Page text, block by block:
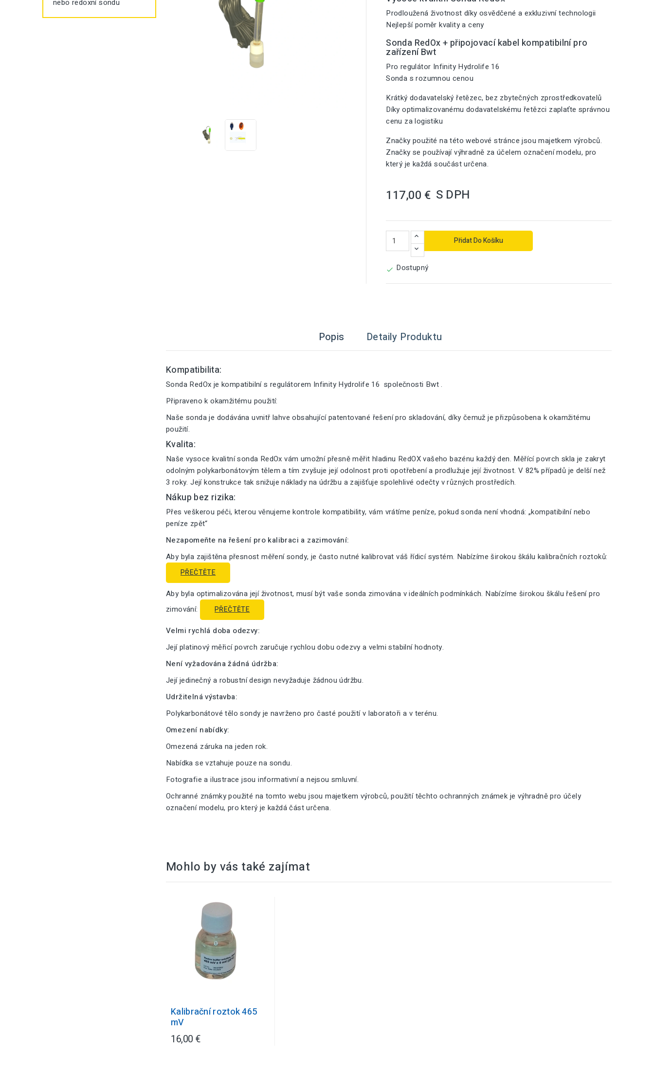
nebo redoxní sondu
Prodloužená životnost díky osvědčené a exkluzivní technologii
Nejlepší poměr kvality a ceny
Sonda RedOx + připojovací kabel kompatibilní pro
zařízení Bwt
Pro regulátor Infinity Hydrolife 16
Sonda s rozumnou cenou
Krátký dodavatelský řetězec, bez zbytečných zprostředkovatelů
Díky optimalizovanému dodavatelskému řetězci zaplaťte správnou
cenu za logistiku
Značky použité na této webové stránce jsou majetkem výrobců.
Značky se používají výhradně za účelem označení modelu, pro
který je každá součást určena.
117,00 € S DPH
Přidat Do Košíku
 Dostupný
Popis Detaily Produktu
Kompatibilita:
Sonda RedOx je kompatibilní s regulátorem Infinity Hydrolife 16 společnosti Bwt .
Připraveno k okamžitému použití:
Naše sonda je dodávána uvnitř lahve obsahující patentované řešení pro skladování, díky čemuž je přizpůsobena k okamžitému
použití.
Kvalita:
Naše vysoce kvalitní sonda RedOx vám umožní přesně měřit hladinu RedOX vašeho bazénu každý den. Měřící povrch skla je zakryt
odolným polykarbonátovým tělem a tím zvyšuje její odolnost proti opotřebení a prodlužuje její životnost. V 82% případů je delší než
3 roky. Její konstrukce tak snižuje náklady na údržbu a zajišťuje spolehlivé odečty v různých prostředích.
Nákup bez rizika:
Přes veškerou péči, kterou věnujeme kontrole kompatibility, vám vrátíme peníze, pokud sonda není vhodná: „kompatibilní nebo
peníze zpět“
Nezapomeňte na řešení pro kalibraci a zazimování:
Aby byla zajištěna přesnost měření sondy, je často nutné kalibrovat váš řídicí systém. Nabízíme širokou škálu kalibračních roztoků:
PŘEČTĚTE
Aby byla optimalizována její životnost, musí být vaše sonda zimována v ideálních podmínkách. Nabízíme širokou škálu řešení pro
zimování:
PŘEČTĚTE
Velmi rychlá doba odezvy:
Její platinový měřicí povrch zaručuje rychlou dobu odezvy a velmi stabilní hodnoty.
Není vyžadována žádná údržba:
Její jedinečný a robustní design nevyžaduje žádnou údržbu.
Udržitelná výstavba:
Polykarbonátové tělo sondy je navrženo pro časté použití v laboratoři a v terénu.
Omezení nabídky:
Omezená záruka na jeden rok.
Nabídka se vztahuje pouze na sondu.
Fotografie a ilustrace jsou informativní a nejsou smluvní.
Ochranné známky použité na tomto webu jsou majetkem výrobců, použití těchto ochranných známek je výhradně pro účely
označení modelu, pro který je každá část určena.
Mohlo by vás také zajímat
Kalibrační roztok 465
mV
16,00 €